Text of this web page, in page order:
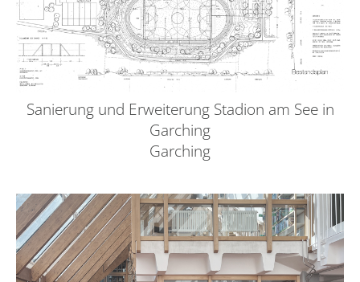
Sanierung und Erweiterung Stadion am See in
Garching
Garching